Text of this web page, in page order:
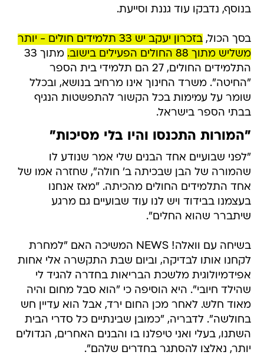
בנוסף, נדבקו עוד גננת וסייעת.
בסך הכול,
בזכרון יעקב יש 33 תלמידים חולים - יותר
משליש מתוך 88 החולים הפעילים בישוב.
מתוך 33
התלמידים החולים, 27 הם תלמידי בית הספר
"החיטה". משרד החינוך אינו מרחיב בנושא, ובכלל
שומר על עמימות בכל הקשור להתפשטות הנגיף
בבתי הספר בישראל.
"המורות התכנסו והיו בלי מסיכות"
"לפני שבועיים אחד הבנים שלי אמר שנודע לו
שהמורה של הבן שבכיתה ב' חולה", שחזרה אמו של
אחד התלמידים החולים מהכיתה. "מאז אנחנו
בעצמנו בבידוד ויש לנו עוד שבועיים גם מרגע
שיתברר שהוא החלים".
בשיחה עם וואלה! NEWS המשיכה האם "למחרת
לקחנו אותו לבדיקה, וביום שבת התקשרה אלי אחות
אפידמיולוגית מלשכת הבריאות בחדרה להגיד לי
שהילד חיובי". היא הוסיפה כי "הוא סבל מחום והיה
מאוד חלש. לאחר מכן החום ירד, אבל הוא עדיין חש
בחולשה". לדבריה, "כמובן שבינתיים כל סדרי הבית
השתנו, בעלי ואני טיפלנו בו והבנים האחרים, הגדולים
יותר, נאלצו להסתגר בחדרים שלהם".